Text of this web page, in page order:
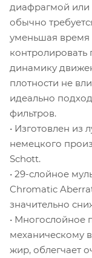
диафрагмой
обычно
уменьшая время
контролировать
динамику
плотности не
идеально
фильтров.
• Изготовлен из
немецкого
Schott.
• 29-слойное
Chromatic
значительно
• Многослойное
механическому
жир, облегчает